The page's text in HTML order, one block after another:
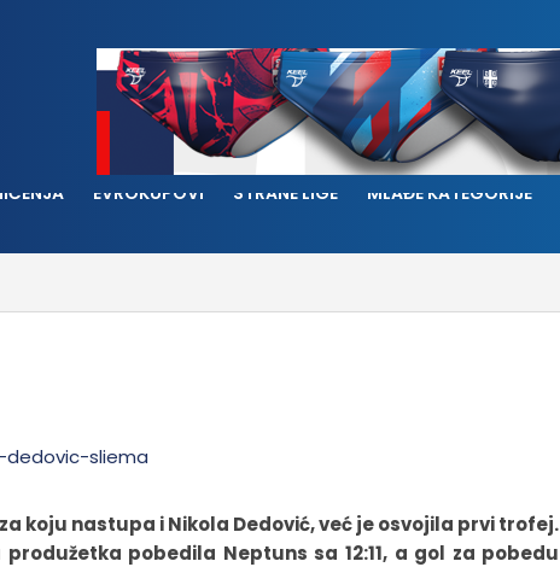
EVROKUPOVI STRANE LIGE MLAĐE KATEGORIJE
koju nastupa i Nikola Dedović, već je osvojila prvi trofej.
pobedila Neptuns sa 12:11, a gol za pobedu